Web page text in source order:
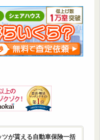
ツが貰える自動車保険一括